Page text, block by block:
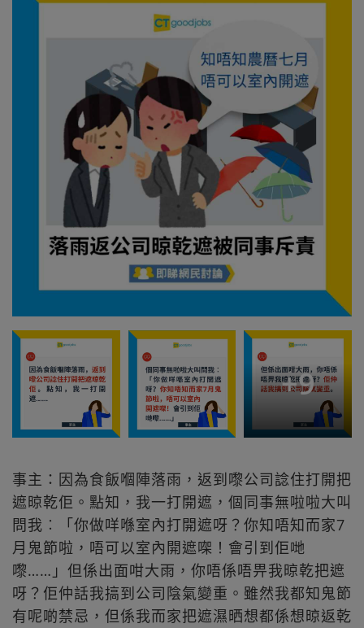
+9
事主：因為食飯嗰陣落雨，返到嚟公司諗住打開把
遮晾乾佢。點知，我一打開遮，個同事無啦啦大叫
問我︰「你做咩喺室內打開遮呀？你知唔知而家7
月鬼節啦，唔可以室內開遮㗎！會引到佢哋
嚟……」但係出面咁大雨，你唔係唔畀我晾乾把遮
呀？佢仲話我搞到公司陰氣變重。雖然我都知鬼節
有呢啲禁忌，但係我而家把遮濕晒想都係想晾返乾